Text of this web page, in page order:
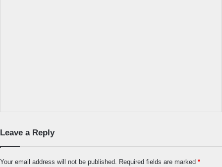
Leave a Reply
Your email address will not be published. Required fields are marked *